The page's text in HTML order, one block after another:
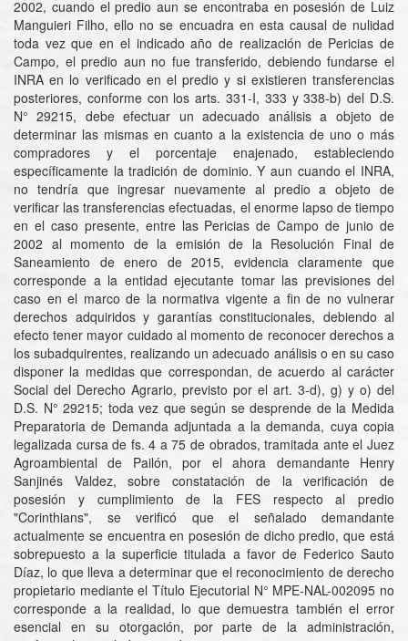
2002, cuando el predio aun se encontraba en posesión de Luiz
Manguieri Filho, ello no se encuadra en esta causal de nulidad
toda vez que en el indicado año de realización de Pericias de
Campo, el predio aun no fue transferido, debiendo fundarse el
INRA en lo verificado en el predio y si existieren transferencias
posteriores, conforme con los arts. 331-I, 333 y 338-b) del D.S.
N° 29215, debe efectuar un adecuado análisis a objeto de
determinar las mismas en cuanto a la existencia de uno o más
compradores y el porcentaje enajenado, estableciendo
específicamente la tradición de dominio. Y aun cuando el INRA,
no tendría que ingresar nuevamente al predio a objeto de
verificar las transferencias efectuadas, el enorme lapso de tiempo
en el caso presente, entre las Pericias de Campo de junio de
2002 al momento de la emisión de la Resolución Final de
Saneamiento de enero de 2015, evidencia claramente que
corresponde a la entidad ejecutante tomar las previsiones del
caso en el marco de la normativa vigente a fin de no vulnerar
derechos adquiridos y garantías constitucionales, debiendo al
efecto tener mayor cuidado al momento de reconocer derechos a
los subadquirentes, realizando un adecuado análisis o en su caso
disponer la medidas que correspondan, de acuerdo al carácter
Social del Derecho Agrario, previsto por el art. 3-d), g) y o) del
D.S. N° 29215; toda vez que según se desprende de la Medida
Preparatoria de Demanda adjuntada a la demanda, cuya copia
legalizada cursa de fs. 4 a 75 de obrados, tramitada ante el Juez
Agroambiental de Pailón, por el ahora demandante Henry
Sanjinés Valdez, sobre constatación de la verificación de
posesión y cumplimiento de la FES respecto al predio
"Corinthians", se verificó que el señalado demandante
actualmente se encuentra en posesión de dicho predio, que está
sobrepuesto a la superficie titulada a favor de Federico Sauto
Díaz, lo que lleva a determinar que el reconocimiento de derecho
propietario mediante el Título Ejecutorial N° MPE-NAL-002095 no
corresponde a la realidad, lo que demuestra también el error
esencial en su otorgación, por parte de la administración,